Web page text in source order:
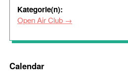
Kategorie(n):
Open Air Club
Calendar